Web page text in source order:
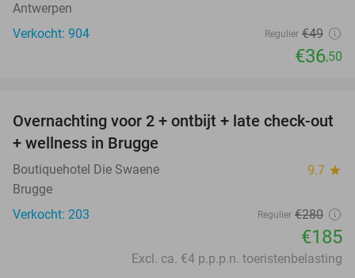
Antwerpen
Verkocht: 904
Regulier €49
€36,50
34%
Overnachting voor 2 + ontbijt + late check-out
+ wellness in Brugge
Boutiquehotel Die Swaene 9.7 star
Brugge
Verkocht: 203
Regulier €280
€185
Excl. ca. €4 p.p.p.n. toeristenbelasting